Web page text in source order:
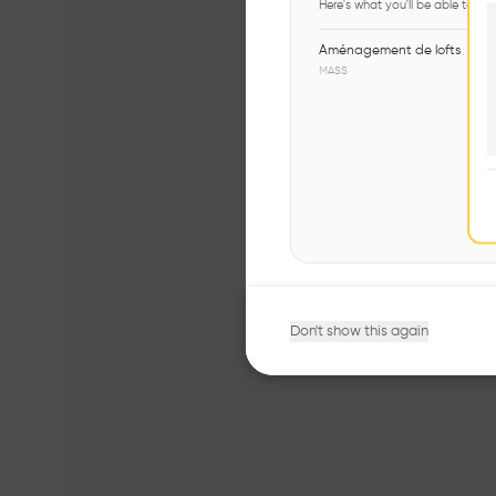
Here's what you'll be able to
Aménagement de lofts
MASS
Don't show this again